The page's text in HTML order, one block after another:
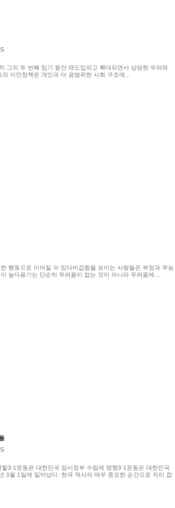
그의 두 번째 임기 동안 재도입되고 확대되면서 상당한 우려와
이민정책은 개인과 더 광범위한 사회 구조에...
행동으로 이어질 수 있다비겁함을 보이는 사람들은 부정과 무능
높다용기는 단순히 두려움이 없는 것이 아니라 두려움에...
3·1운동은 대한민국 임시정부 수립에 영향3·1운동은 대한민국
3월 1일에 일어났다. 한국 역사의 매우 중요한 순간으로 자리 잡